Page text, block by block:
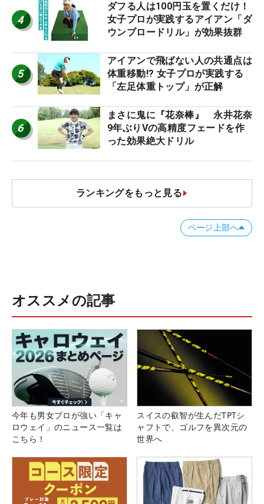
4
ダフる人は100円玉を置くだけ！
女子プロが実践するアイアン「ダ
ウンブロードリル」が効果抜群
5
アイアンで飛ばない人の共通点は
体重移動!? 女子プロが実践する
「左足体重トップ」が正解
6
まさに鬼に『花奈棒』 永井花奈
9年ぶりVの高精度フェードを作
った効果絶大ドリル
ランキングをもっと見る
ページ上部へ
オススメの記事
今年も男女プロが強い「キャ
ロウェイ」のニュース一覧は
こちら！
スイスの叡智が生んだTPTシ
ャフトで、ゴルフを異次元の
世界へ